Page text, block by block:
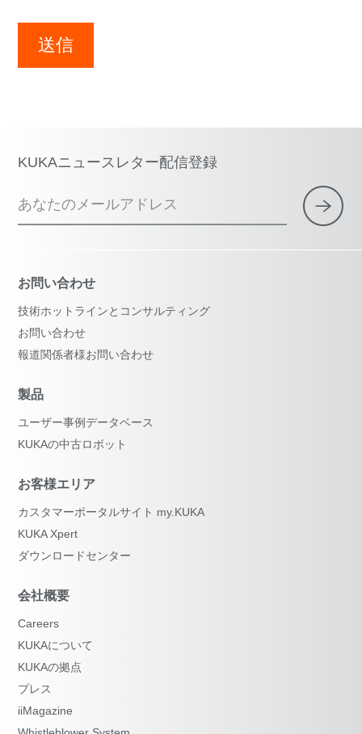
送信
KUKAニュースレター配信登録
あなたのメールアドレス
お問い合わせ
技術ホットラインとコンサルティング
お問い合わせ
報道関係者様お問い合わせ
製品
ユーザー事例データベース
KUKAの中古ロボット
お客様エリア
カスタマーポータルサイト my.KUKA
KUKA Xpert
ダウンロードセンター
会社概要
Careers
KUKAについて
KUKAの拠点
プレス
iiMagazine